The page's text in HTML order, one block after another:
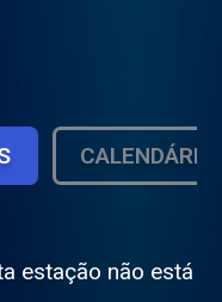
CALENDÁRIO
estação não está